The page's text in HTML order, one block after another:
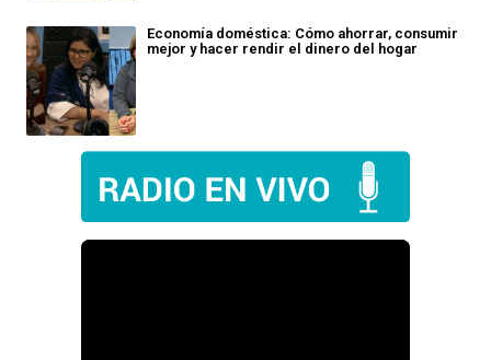
Economía doméstica: Cómo ahorrar, consumir
mejor y hacer rendir el dinero del hogar